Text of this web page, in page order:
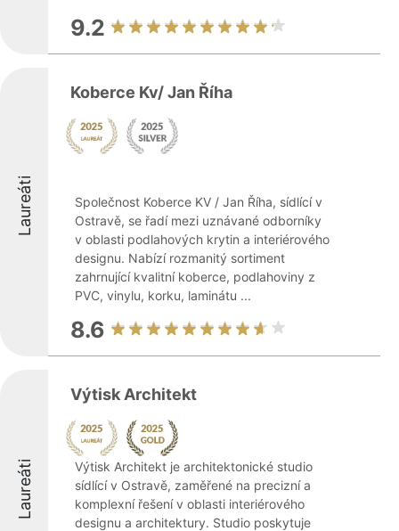
9.2
Laureáti
Koberce Kv/ Jan Říha
Společnost Koberce KV / Jan Říha, sídlící v
Ostravě, se řadí mezi uznávané odborníky
v oblasti podlahových krytin a interiérového
designu. Nabízí rozmanitý sortiment
zahrnující kvalitní koberce, podlahoviny z
PVC, vinylu, korku, laminátu ...
8.6
Laureáti
Výtisk Architekt
Výtisk Architekt je architektonické studio
sídlící v Ostravě, zaměřené na precizní a
komplexní řešení v oblasti interiérového
designu a architektury. Studio poskytuje